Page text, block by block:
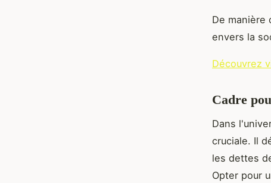
De manière
envers la
Découvrez
Cadre
Dans
cruciale. Il
les dettes
Opter pour